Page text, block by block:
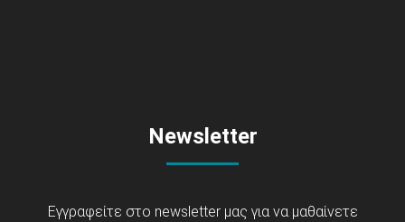
Newsletter
Εγγραφείτε στο newsletter μας για να μαθαίνετε